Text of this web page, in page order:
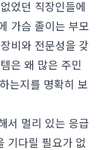
었던 직장인들에
가슴 졸이는 부모
비와 전문성을 갖
은 왜 많은 주민
는지를 명확히 보
서 멀리 있는 응급
기다릴 필요가 없